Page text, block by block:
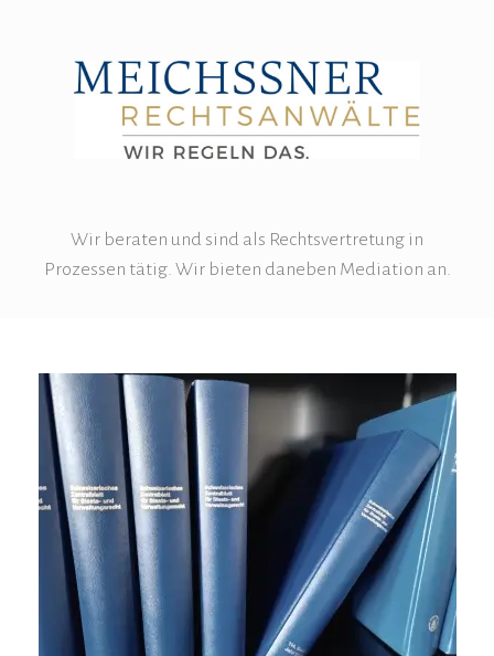
Wir beraten und sind als Rechtsvertretung in
Prozessen tätig. Wir bieten daneben Mediation an.